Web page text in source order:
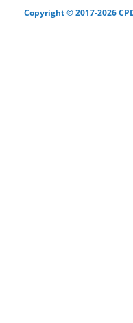
Copyright © 2017-2026